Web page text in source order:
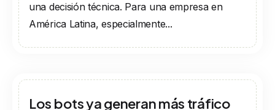
una decisión técnica. Para una empresa en
América Latina, especialmente...
Los bots ya generan más tráfico